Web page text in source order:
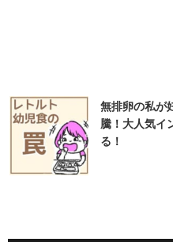
無排卵の私が
騰！大人気イ
る！